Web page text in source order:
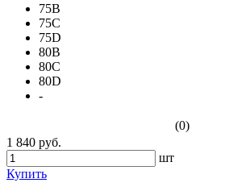
75B
75C
75D
80B
80C
80D
-
(0)
1 840 руб.
шт
Купить